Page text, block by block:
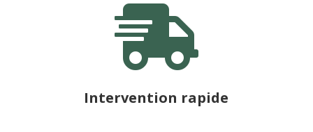

Intervention rapide